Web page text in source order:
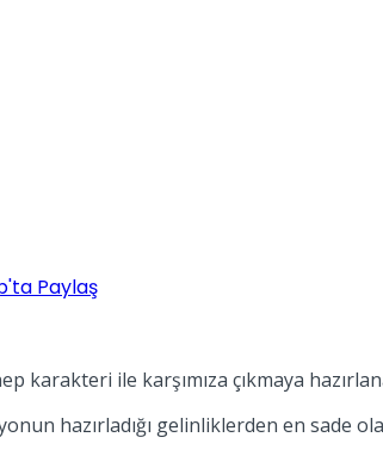
Paylaş
karakteri ile karşımıza çıkmaya
hazırladığı gelinliklerden en sade